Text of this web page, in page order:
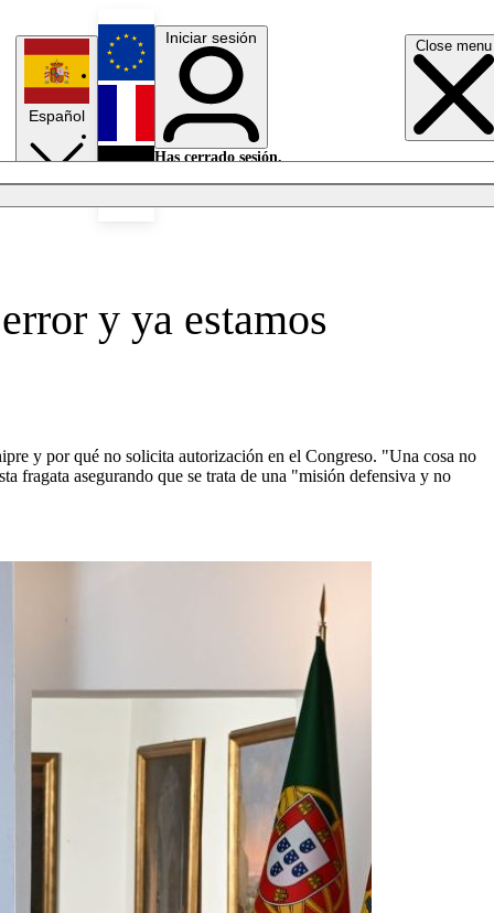
Close menu
Español
English
Français
Iniciar sesión
Has cerrado sesión.
y ya estamos
y por qué no solicita autorización en el Congreso. "Una cosa no
fragata asegurando que se trata de una "misión defensiva y no